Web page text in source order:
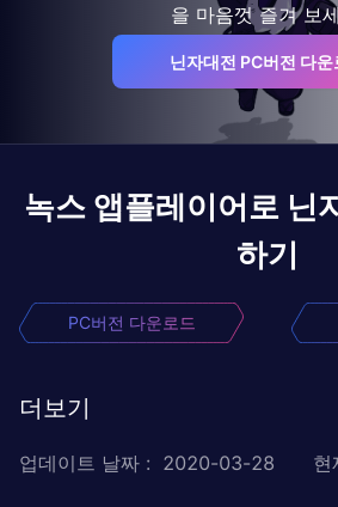
을 마음껏 즐겨 보
닌자대전 PC버전 다운
녹스 앱플레이어로 닌
하기
PC버전 다운로드
더보기
업데이트 날짜 : 2020-03-28 현